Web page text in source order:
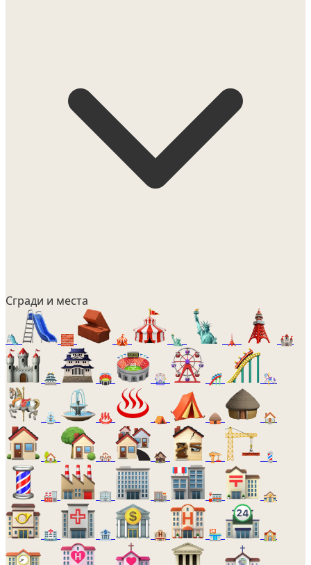
Сгради и места
🛝 🧱 🎪 🗽 🗼 🏰
🏯 🏟️ 🎡 🎢 🎠
⛲ ♨️ ⛺ 🛖 🏠
🏡 🏘️ 🏚️ 🏗️ 💈
🏭 🏢 🏬 🏣 🏤
🏥 🏦 🏨 🏪 🏫